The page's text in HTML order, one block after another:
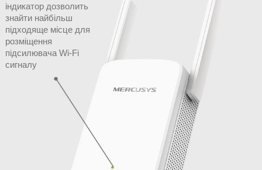
індикатор дозволить
знайти найбільш
підходяще місце для
розміщення
підсилювача Wi-Fi
сигналу